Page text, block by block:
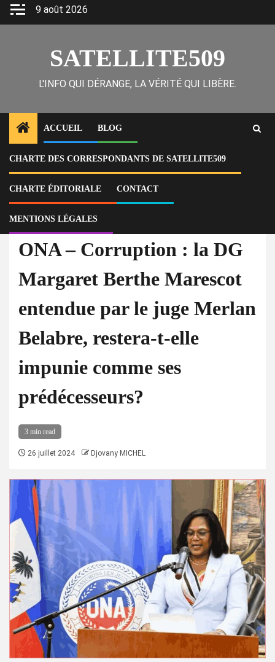
Skip
9 août 2026
SATELLITE509
L'INFO QUI DÉRANGE, LA VÉRITÉ QUI LIBÈRE.
ACCUEIL BLOG
CHARTE DES CORRESPONDANTS DE SATELLITE509
CHARTE ÉDITORIALE CONTACT
MENTIONS LÉGALES
Home
Actu
ONA – Corruption : la DG Margaret Berthe Marescot entendue par le
juge Merlan Belabre, restera-t-elle impunie comme ses prédécesseurs?
À la Une Actu Corruption
ONA – Corruption : la DG
Margaret Berthe Marescot
entendue par le juge Merlan
Belabre, restera-t-elle
impunie comme ses
prédécesseurs?
3 min read
26 juillet 2024 Djovany MICHEL